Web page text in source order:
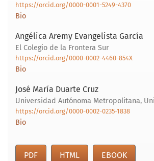
https://orcid.org/0000-0001-5249-4370
Bio
Angélica Aremy Evangelista García
El Colegio de la Frontera Sur
https://orcid.org/0000-0002-4460-854X
Bio
José María Duarte Cruz
Universidad Autónoma Metropolitana,
https://orcid.org/0000-0002-0235-1838
Bio
PDF HTML EBOOK